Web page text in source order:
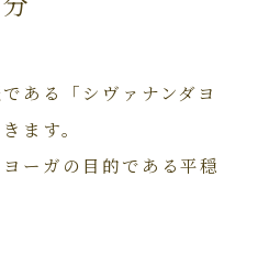
ある「シヴァナンダヨ
ます。
ーガの目的である平穏